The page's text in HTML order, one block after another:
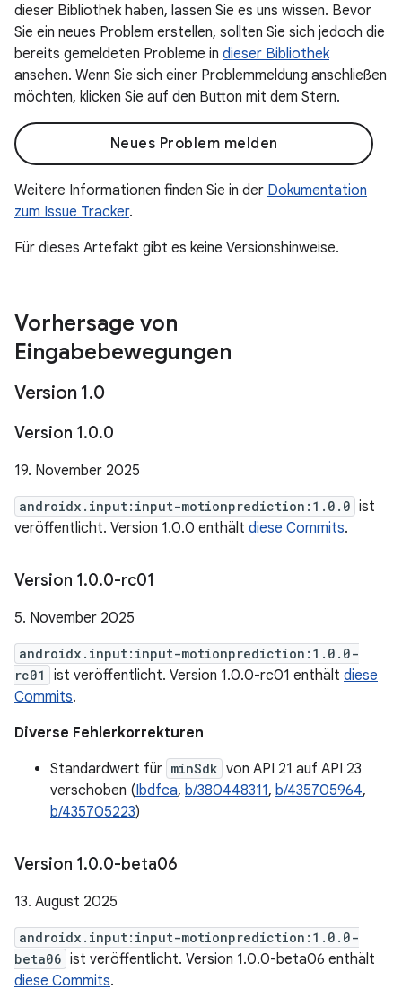
dieser Bibliothek haben, lassen Sie es uns wissen. Bevor
Sie ein neues Problem erstellen, sollten Sie sich jedoch die
bereits gemeldeten Probleme in dieser Bibliothek
ansehen. Wenn Sie sich einer Problemmeldung anschließen
möchten, klicken Sie auf den Button mit dem Stern.
Neues Problem melden
Weitere Informationen finden Sie in der Dokumentation
zum Issue Tracker.
Für dieses Artefakt gibt es keine Versionshinweise.
Vorhersage von
Eingabebewegungen
Version 1.0
Version 1.0.0
19. November 2025
androidx.input:input-motionprediction:1.0.0 ist
veröffentlicht. Version 1.0.0 enthält diese Commits.
Version 1.0.0-rc01
5. November 2025
androidx.input:input-motionprediction:1.0.0-
rc01
ist veröffentlicht. Version 1.0.0-rc01 enthält diese
Commits.
Diverse Fehlerkorrekturen
Standardwert für minSdk von API 21 auf API 23
verschoben (Ibdfca, b/380448311, b/435705964,
b/435705223)
Version 1.0.0-beta06
13. August 2025
androidx.input:input-motionprediction:1.0.0-
beta06 ist veröffentlicht. Version 1.0.0-beta06 enthält
diese Commits.